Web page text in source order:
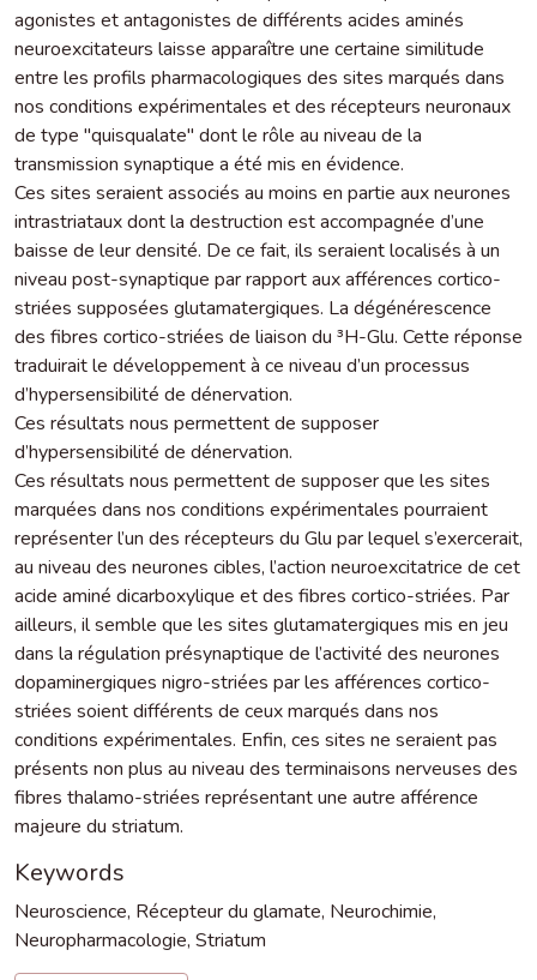
agonistes et antagonistes de différents acides aminés
neuroexcitateurs laisse apparaître une certaine similitude
entre les profils pharmacologiques des sites marqués dans
nos conditions expérimentales et des récepteurs neuronaux
de type "quisqualate" dont le rôle au niveau de la
transmission synaptique a été mis en évidence.
Ces sites seraient associés au moins en partie aux neurones
intrastriataux dont la destruction est accompagnée d’une
baisse de leur densité. De ce fait, ils seraient localisés à un
niveau post-synaptique par rapport aux afférences cortico-
striées supposées glutamatergiques. La dégénérescence
des fibres cortico-striées de liaison du ³H-Glu. Cette réponse
traduirait le développement à ce niveau d’un processus
d’hypersensibilité de dénervation.
Ces résultats nous permettent de supposer
d’hypersensibilité de dénervation.
Ces résultats nous permettent de supposer que les sites
marquées dans nos conditions expérimentales pourraient
représenter l’un des récepteurs du Glu par lequel s’exercerait,
au niveau des neurones cibles, l’action neuroexcitatrice de cet
acide aminé dicarboxylique et des fibres cortico-striées. Par
ailleurs, il semble que les sites glutamatergiques mis en jeu
dans la régulation présynaptique de l’activité des neurones
dopaminergiques nigro-striées par les afférences cortico-
striées soient différents de ceux marqués dans nos
conditions expérimentales. Enfin, ces sites ne seraient pas
présents non plus au niveau des terminaisons nerveuses des
fibres thalamo-striées représentant une autre afférence
majeure du striatum.
Keywords
Neuroscience, Récepteur du glamate, Neurochimie,
Neuropharmacologie, Striatum